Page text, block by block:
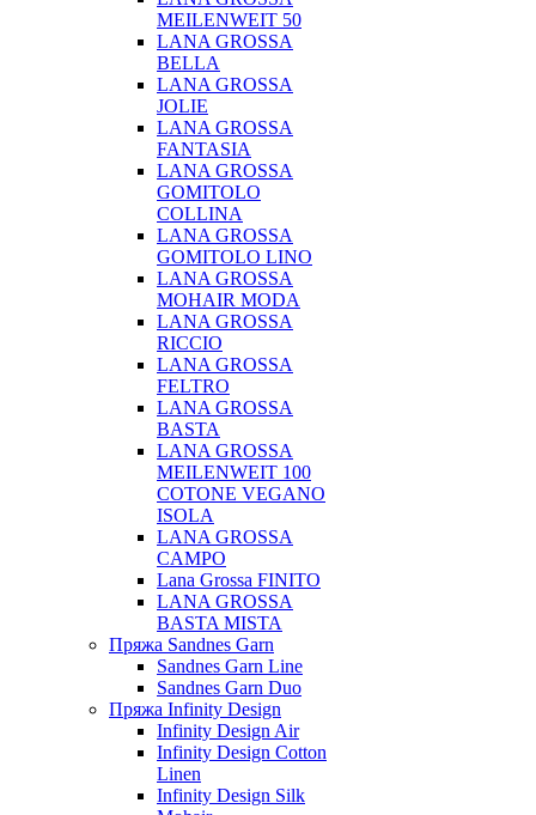
MEILENWEIT 50
LANA GROSSA
BELLA
LANA GROSSA
JOLIE
LANA GROSSA
FANTASIA
LANA GROSSA
GOMITOLO
COLLINA
LANA GROSSA
GOMITOLO LINO
LANA GROSSA
MOHAIR MODA
LANA GROSSA
RICCIO
LANA GROSSA
FELTRO
LANA GROSSA
BASTA
LANA GROSSA
MEILENWEIT 100
COTONE VEGANO
ISOLA
LANA GROSSA
CAMPO
Lana Grossa FINITO
LANA GROSSA
BASTA MISTA
Пряжа Sandnes Garn
Sandnes Garn Line
Sandnes Garn Duo
Пряжа Infinity Design
Infinity Design Air
Infinity Design Cotton
Linen
Infinity Design Silk